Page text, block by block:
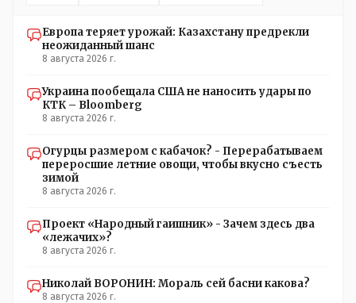
Европа теряет урожай: Казахстану предрекли
неожиданный шанс
8 августа 2026 г.
Украина пообещала США не наносить удары по
КТК – Bloomberg
8 августа 2026 г.
Огурцы размером с кабачок? - Перерабатываем
переросшие летние овощи, чтобы вкусно съесть
зимой
8 августа 2026 г.
Проект «Народный гаишник» - Зачем здесь два
«лежачих»?
8 августа 2026 г.
Николай ВОРОНИН: Мораль сей басни какова?
8 августа 2026 г.